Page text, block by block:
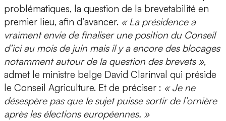
problématiques, la question de la brevetabilité en
premier lieu, afin d’avancer. « La présidence a
vraiment envie de finaliser une position du Conseil
d’ici au mois de juin mais il y a encore des blocages
notamment autour de la question des brevets »,
admet le ministre belge David Clarinval qui préside
le Conseil Agriculture. Et de préciser : « Je ne
désespère pas que le sujet puisse sortir de l’ornière
après les élections européennes. »